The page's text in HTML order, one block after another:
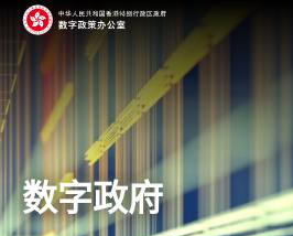
数字政府